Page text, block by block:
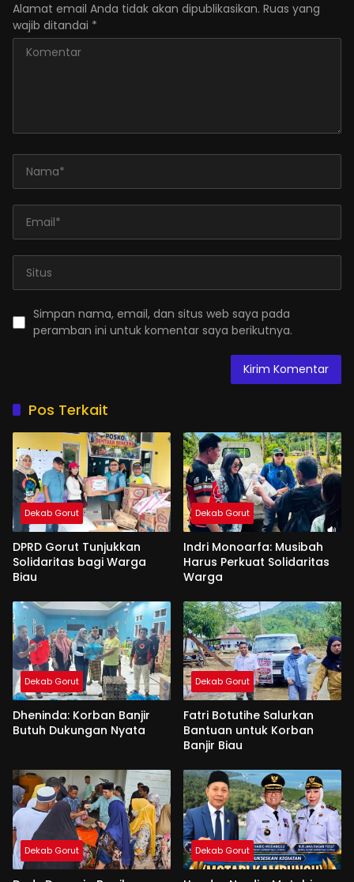
Alamat email Anda tidak akan dipublikasikan. Ruas yang
wajib ditandai *
Simpan nama, email, dan situs web saya pada
peramban ini untuk komentar saya berikutnya.
Pos Terkait
Dekab Gorut
DPRD Gorut Tunjukkan
Solidaritas bagi Warga
Biau
Dekab Gorut
Indri Monoarfa: Musibah
Harus Perkuat Solidaritas
Warga
Dekab Gorut
Dheninda: Korban Banjir
Butuh Dukungan Nyata
Dekab Gorut
Fatri Botutihe Salurkan
Bantuan untuk Korban
Banjir Biau
Dekab Gorut Dekab Gorut